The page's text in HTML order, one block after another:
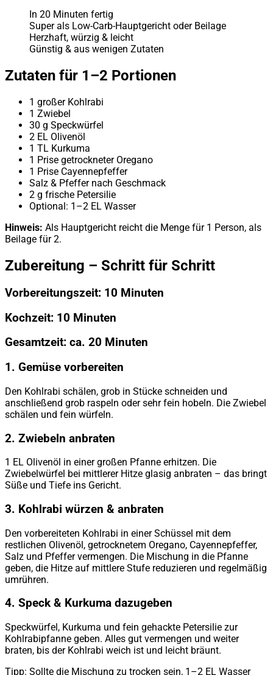
In 20 Minuten fertig
Super als Low-Carb-Hauptgericht oder Beilage
Herzhaft, würzig & leicht
Günstig & aus wenigen Zutaten
Zutaten für 1–2 Portionen
1 großer Kohlrabi
1 Zwiebel
30 g Speckwürfel
2 EL Olivenöl
1 TL Kurkuma
1 Prise getrockneter Oregano
1 Prise Cayennepfeffer
Salz & Pfeffer nach Geschmack
2 g frische Petersilie
Optional: 1–2 EL Wasser
Hinweis: Als Hauptgericht reicht die Menge für 1 Person, als
Beilage für 2.
Zubereitung – Schritt für Schritt
Vorbereitungszeit: 10 Minuten
Kochzeit: 10 Minuten
Gesamtzeit: ca. 20 Minuten
1. Gemüse vorbereiten
Den Kohlrabi schälen, grob in Stücke schneiden und
anschließend grob raspeln oder sehr fein hobeln. Die Zwiebel
schälen und fein würfeln.
2. Zwiebeln anbraten
1 EL Olivenöl in einer großen Pfanne erhitzen. Die
Zwiebelwürfel bei mittlerer Hitze glasig anbraten – das bringt
Süße und Tiefe ins Gericht.
3. Kohlrabi würzen & anbraten
Den vorbereiteten Kohlrabi in einer Schüssel mit dem
restlichen Olivenöl, getrocknetem Oregano, Cayennepfeffer,
Salz und Pfeffer vermengen. Die Mischung in die Pfanne
geben, die Hitze auf mittlere Stufe reduzieren und regelmäßig
umrühren.
4. Speck & Kurkuma dazugeben
Speckwürfel, Kurkuma und fein gehackte Petersilie zur
Kohlrabipfanne geben. Alles gut vermengen und weiter
braten, bis der Kohlrabi weich ist und leicht bräunt.
Tipp: Sollte die Mischung zu trocken sein, 1–2 EL Wasser